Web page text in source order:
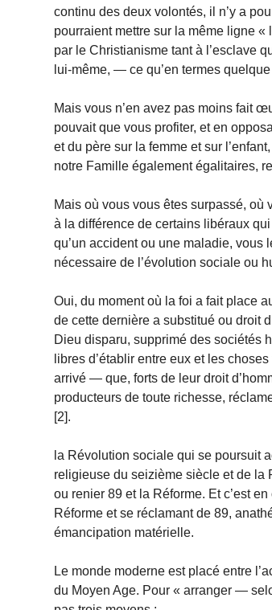
continu des deux volontés, il n’y a
pourraient mettre sur la même ligne
par le Christianisme tant à l’esclave
lui-même, — ce qu’en termes
Mais vous n’en avez pas moins fait
pouvait que vous profiter, et en
et du père sur la femme et sur
notre Famille également égalitaires,
Mais où vous vous êtes surpassé, où
à la différence de certains libéraux
qu’un accident ou une maladie, vous
nécessaire de l’évolution sociale ou
Oui, du moment où la foi a fait place
de cette dernière a substitué ou droit
Dieu disparu, supprimé des sociétés
libres d’établir entre eux et les
arrivé — que, forts de leur droit
producteurs de toute richesse,
[2].
la Révolution sociale qui se poursuit
religieuse du seizième siècle et de la
ou renier 89 et la Réforme. Et c’est
Réforme et se réclamant de 89,
émancipation matérielle.
Le monde moderne est placé entre
du Moyen Age. Pour « arranger —